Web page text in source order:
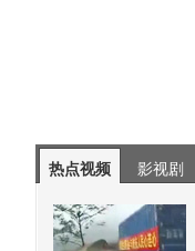
热点视频 影视剧